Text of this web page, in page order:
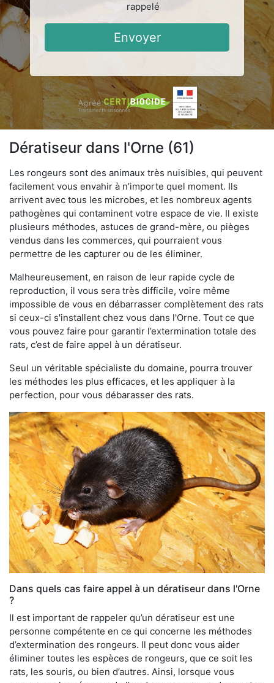
rappelé
Envoyer
Dératiseur dans l'Orne (61)
Les rongeurs sont des animaux très nuisibles, qui peuvent
facilement vous envahir à n’importe quel moment. Ils
arrivent avec tous les microbes, et les nombreux agents
pathogènes qui contaminent votre espace de vie. Il existe
plusieurs méthodes, astuces de grand-mère, ou pièges
vendus dans les commerces, qui pourraient vous
permettre de les capturer ou de les éliminer.
Malheureusement, en raison de leur rapide cycle de
reproduction, il vous sera très difficile, voire même
impossible de vous en débarrasser complètement des rats
si ceux-ci s'installent chez vous dans l'Orne. Tout ce que
vous pouvez faire pour garantir l’extermination totale des
rats, c’est de faire appel à un dératiseur.
Seul un véritable spécialiste du domaine, pourra trouver
les méthodes les plus efficaces, et les appliquer à la
perfection, pour vous débarasser des rats.
Dans quels cas faire appel à un dératiseur dans l'Orne
?
Il est important de rappeler qu’un dératiseur est une
personne compétente en ce qui concerne les méthodes
d’extermination des rongeurs. Il peut donc vous aider
éliminer toutes les espèces de rongeurs, que ce soit les
rats, les souris, ou bien d’autres. Ainsi, lorsque vous